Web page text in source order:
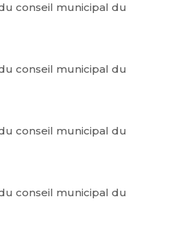
conseil municipal du
conseil municipal du
conseil municipal du
conseil municipal du